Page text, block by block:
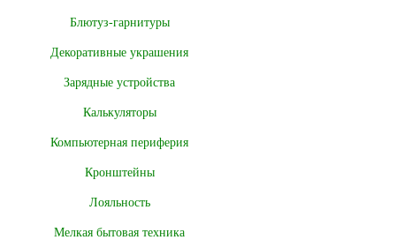
Блютуз-гарнитуры
Декоративные украшения
Зарядные устройства
Калькуляторы
Компьютерная периферия
Кронштейны
Лояльность
Мелкая бытовая техника